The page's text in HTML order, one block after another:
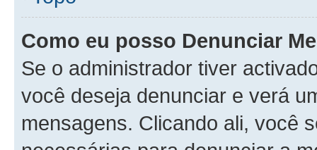
Como eu posso Denunciar
Se o administrador tiver
você deseja denunciar e verá
mensagens. Clicando ali, você